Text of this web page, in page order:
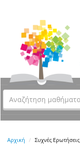
Αρχική Συχνές Ερωτήσεις